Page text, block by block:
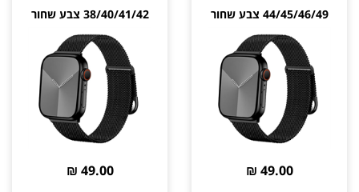
44/45/46/49 צבע שחור
Black
49.00 ₪
38/40/41/42 צבע שחור
Black
49.00 ₪